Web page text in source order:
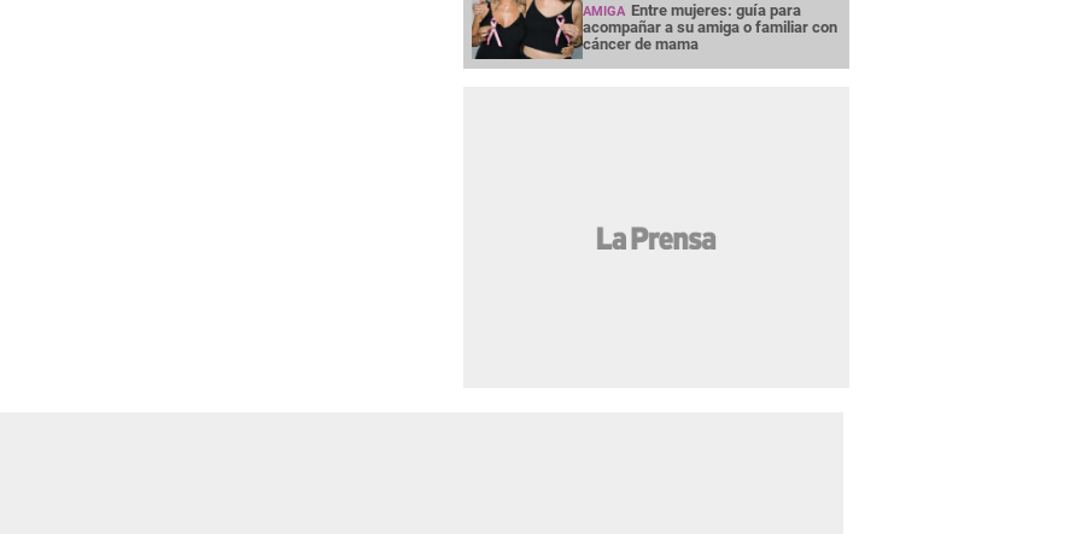
AMIGA Entre mujeres: guía para
acompañar a su amiga o familiar con
cáncer de mama